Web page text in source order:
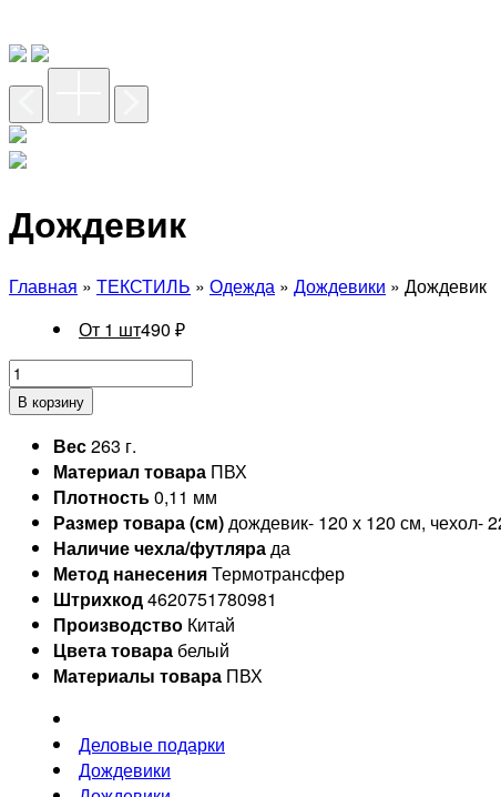
Дождевик
Главная » ТЕКСТИЛЬ » Одежда » Дождевики » Дождевик
От 1 шт490 ₽
В корзину
Вес263 г.
Материал товара ПВХ
Плотность0,11 мм
Размер товара (см)дождевик- 120 х 120 см, чехол-
Наличие чехла/футлярада
Метод нанесенияТермотрансфер
Штрихкод4620751780981
Производство Китай
Цвета товара белый
Материалы товара ПВХ
Деловые подарки
Дождевики